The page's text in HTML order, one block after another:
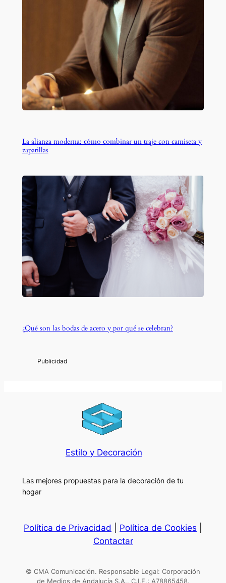
La alianza moderna: cómo combinar un traje con camiseta y
zapatillas
¿Qué son las bodas de acero y por qué se celebran?
Estilo y Decoración
Las mejores propuestas para la decoración de tu
hogar
Política de Privacidad Política de Cookies
Contactar
© CMA Comunicación. Responsable Legal: Corporación
de Medios de Andalucía S.A.. C.I.F.: A78865458.